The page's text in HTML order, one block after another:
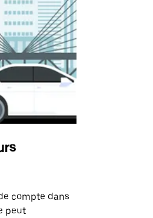
compte dans
peut